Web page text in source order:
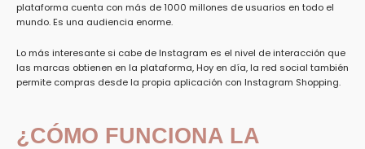
plataforma cuenta con más de 1000 millones de usuarios en todo el
mundo. Es una audiencia enorme.
Lo más interesante si cabe de Instagram es el nivel de interacción que
las marcas obtienen en la plataforma,Hoy en día, la red social también
permite compras desde la propia aplicación con Instagram Shopping.
¿CÓMO FUNCIONA LA